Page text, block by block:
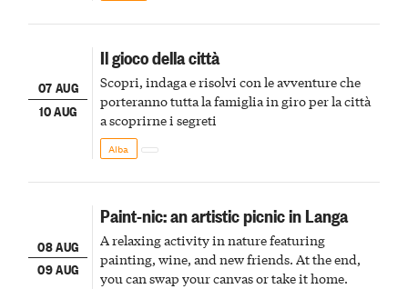
07 AUG
10 AUG
Il gioco della città
Scopri, indaga e risolvi con le avventure che
porteranno tutta la famiglia in giro per la città
a scoprirne i segreti
Alba
08 AUG
09 AUG
Paint-nic: an artistic picnic in Langa
A relaxing activity in nature featuring
painting, wine, and new friends. At the end,
you can swap your canvas or take it home.